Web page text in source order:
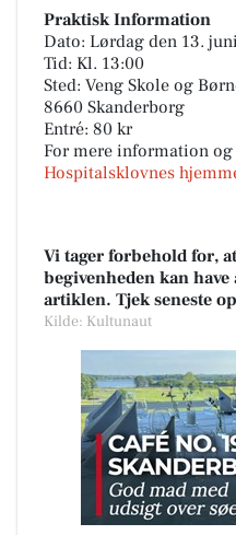
Praktisk Information
Dato: Lørdag den 13.
Tid: Kl. 13:00
Sted: Veng Skole og
8660 Skanderborg
Entré: 80 kr
For mere information
Hospitalsklovnes
Vi tager forbehold for,
begivenheden kan
artiklen. Tjek seneste
Kilde: Kultunaut